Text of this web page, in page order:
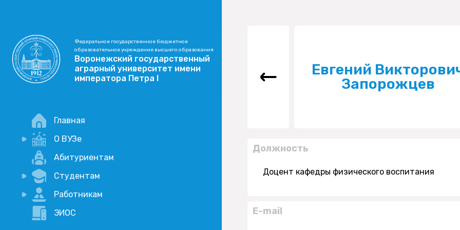
Федеральное государственное бюджетное
образовательное учреждение высшего образования
Воронежский государственный
аграрный университет имени
императора Петра I
Главная
О ВУЗе
Новости
Учебный процесс
Научная деятельность
Абитуриентам
Студентам
Портал дистанционого обучения
Академические отпуска
Работникам
Внимание, опрос!
ЭИОС
Евгений
Запорожцев
Должность
Доцент кафедры физического воспитания
E-mail